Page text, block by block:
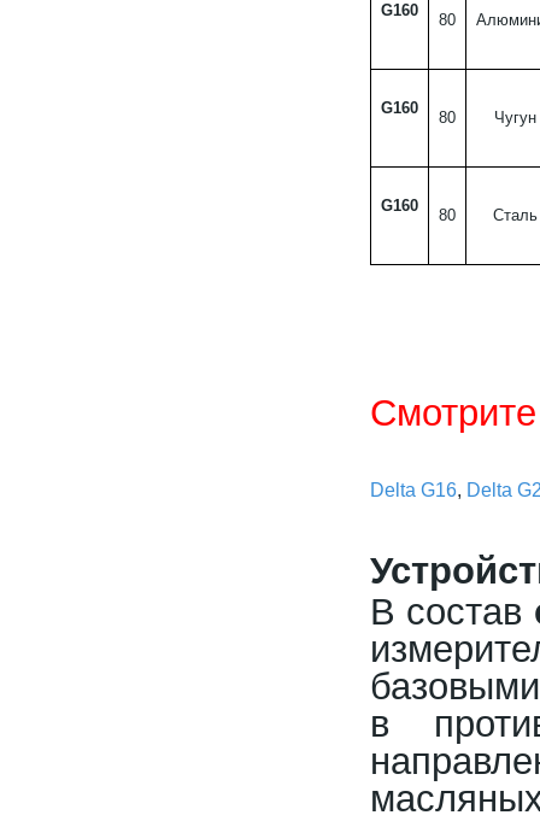
G160
80
G160
80 Чугун
G160
80 Сталь
Delta G16, Delta
В состав
в